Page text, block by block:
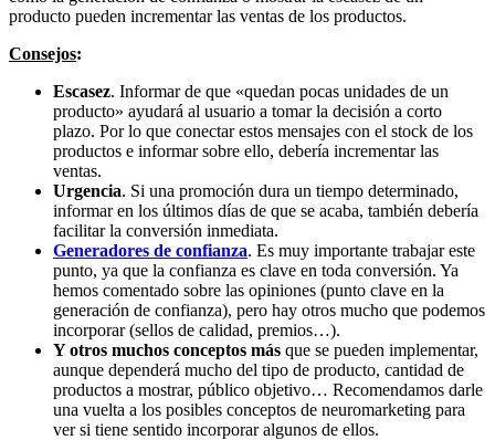
producto pueden incrementar las ventas de los productos.
Consejos:
Escasez. Informar de que «quedan pocas unidades de un
producto» ayudará al usuario a tomar la decisión a corto
plazo. Por lo que conectar estos mensajes con el stock de los
productos e informar sobre ello, debería incrementar las
ventas.
Urgencia. Si una promoción dura un tiempo determinado,
informar en los últimos días de que se acaba, también debería
facilitar la conversión inmediata.
Generadores de confianza. Es muy importante trabajar este
punto, ya que la confianza es clave en toda conversión. Ya
hemos comentado sobre las opiniones (punto clave en la
generación de confianza), pero hay otros mucho que podemos
incorporar (sellos de calidad, premios…).
Y otros muchos conceptos más que se pueden implementar,
aunque dependerá mucho del tipo de producto, cantidad de
productos a mostrar, público objetivo… Recomendamos darle
una vuelta a los posibles conceptos de neuromarketing para
ver si tiene sentido incorporar algunos de ellos.